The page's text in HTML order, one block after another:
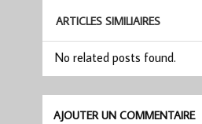
ARTICLES SIMILIAIRES
No related posts found.
AJOUTER UN COMMENTAIRE